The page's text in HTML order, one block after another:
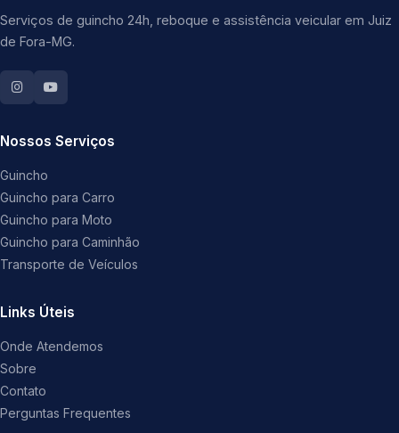
Serviços de guincho 24h, reboque e assistência veicular em Juiz
de Fora-MG.
Nossos Serviços
Guincho
Guincho para Carro
Guincho para Moto
Guincho para Caminhão
Transporte de Veículos
Links Úteis
Onde Atendemos
Sobre
Contato
Perguntas Frequentes